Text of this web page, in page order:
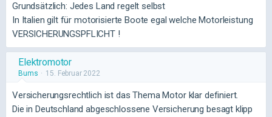
Grundsätzlich: Jedes Land regelt selbst
In Italien gilt für motorisierte Boote egal welche Motorleistung
VERSICHERUNGSPFLICHT !
Elektromotor
Bums 15. Februar 2022
Versicherungsrechtlich ist das Thema Motor klar definiert.
Die in Deutschland abgeschlossene Versicherung besagt klipp